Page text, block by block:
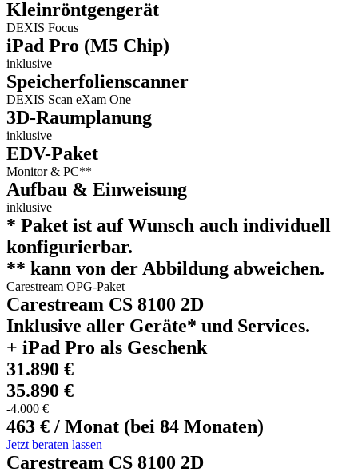
Kleinröntgengerät
DEXIS Focus
iPad Pro (M5 Chip)
inklusive
Speicherfolienscanner
DEXIS Scan eXam One
3D-Raumplanung
inklusive
EDV-Paket
Monitor & PC**
Aufbau & Einweisung
inklusive
* Paket ist auf Wunsch auch individuell
konfigurierbar.
** kann von der Abbildung abweichen.
Carestream OPG-Paket
Carestream CS 8100 2D
Inklusive aller Geräte* und Services.
+ iPad Pro als Geschenk
31.890 €
35.890 €
-4.000 €
463 € / Monat (bei 84 Monaten)
Jetzt beraten lassen
Carestream CS 8100 2D